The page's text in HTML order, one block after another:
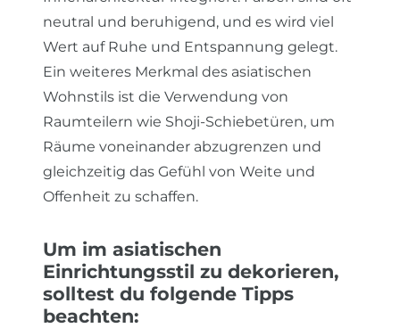
neutral und beruhigend, und es wird viel
Wert auf Ruhe und Entspannung gelegt.
Ein weiteres Merkmal des asiatischen
Wohnstils ist die Verwendung von
Raumteilern wie Shoji-Schiebetüren, um
Räume voneinander abzugrenzen und
gleichzeitig das Gefühl von Weite und
Offenheit zu schaffen.
Um im asiatischen
Einrichtungsstil zu dekorieren,
solltest du folgende Tipps
beachten: